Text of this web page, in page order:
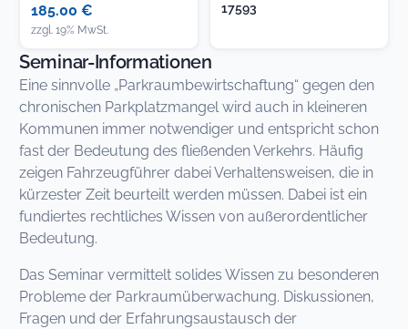
185.00 €
zzgl. 19% MwSt.
17593
Seminar-Informationen
Eine sinnvolle „Parkraumbewirtschaftung“ gegen den
chronischen Parkplatzmangel wird auch in kleineren
Kommunen immer notwendiger und entspricht schon
fast der Bedeutung des fließenden Verkehrs. Häufig
zeigen Fahrzeugführer dabei Verhaltensweisen, die in
kürzester Zeit beurteilt werden müssen. Dabei ist ein
fundiertes rechtliches Wissen von außerordentlicher
Bedeutung.
Das Seminar vermittelt solides Wissen zu besonderen
Probleme der Parkraumüberwachung. Diskussionen,
Fragen und der Erfahrungsaustausch der